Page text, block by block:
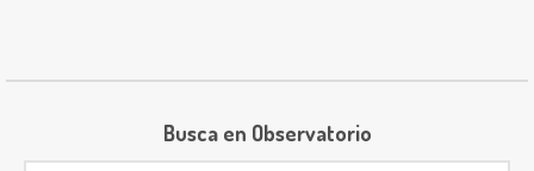
Busca en Observatorio